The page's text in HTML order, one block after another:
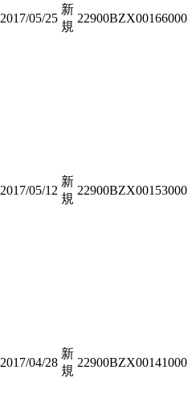
2017/05/25
新
規
22900BZX00166000
2017/05/12
新
規
22900BZX00153000
2017/04/28
新
規
22900BZX00141000